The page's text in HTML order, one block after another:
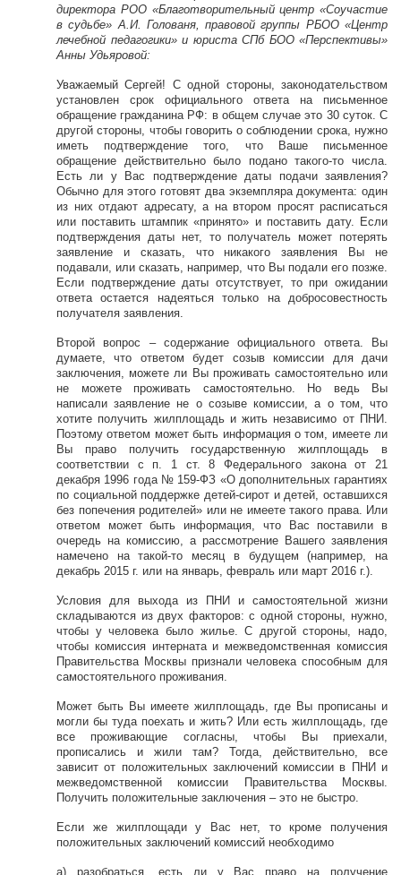
директора РОО «Благотворительный центр «Соучастие
в судьбе» А.И. Голованя, правовой группы РБОО «Центр
лечебной педагогики» и юриста СПб БОО «Перспективы»
Анны Удьяровой:
Уважаемый Сергей! С одной стороны, законодательством
установлен срок официального ответа на письменное
обращение гражданина РФ: в общем случае это 30 суток. С
другой стороны, чтобы говорить о соблюдении срока, нужно
иметь подтверждение того, что Ваше письменное
обращение действительно было подано такого-то числа.
Есть ли у Вас подтверждение даты подачи заявления?
Обычно для этого готовят два экземпляра документа: один
из них отдают адресату, а на втором просят расписаться
или поставить штампик «принято» и поставить дату. Если
подтверждения даты нет, то получатель может потерять
заявление и сказать, что никакого заявления Вы не
подавали, или сказать, например, что Вы подали его позже.
Если подтверждение даты отсутствует, то при ожидании
ответа остается надеяться только на добросовестность
получателя заявления.
Второй вопрос – содержание официального ответа. Вы
думаете, что ответом будет созыв комиссии для дачи
заключения, можете ли Вы проживать самостоятельно или
не можете проживать самостоятельно. Но ведь Вы
написали заявление не о созыве комиссии, а о том, что
хотите получить жилплощадь и жить независимо от ПНИ.
Поэтому ответом может быть информация о том, имеете ли
Вы право получить государственную жилплощадь в
соответствии с п. 1 ст. 8 Федерального закона от 21
декабря 1996 года № 159-ФЗ «О дополнительных гарантиях
по социальной поддержке детей-сирот и детей, оставшихся
без попечения родителей» или не имеете такого права. Или
ответом может быть информация, что Вас поставили в
очередь на комиссию, а рассмотрение Вашего заявления
намечено на такой-то месяц в будущем (например, на
декабрь 2015 г. или на январь, февраль или март 2016 г.).
Условия для выхода из ПНИ и самостоятельной жизни
складываются из двух факторов: с одной стороны, нужно,
чтобы у человека было жилье. С другой стороны, надо,
чтобы комиссия интерната и межведомственная комиссия
Правительства Москвы признали человека способным для
самостоятельного проживания.
Может быть Вы имеете жилплощадь, где Вы прописаны и
могли бы туда поехать и жить? Или есть жилплощадь, где
все проживающие согласны, чтобы Вы приехали,
прописались и жили там? Тогда, действительно, все
зависит от положительных заключений комиссии в ПНИ и
межведомственной комиссии Правительства Москвы.
Получить положительные заключения – это не быстро.
Если же жилплощади у Вас нет, то кроме получения
положительных заключений комиссий необходимо
а) разобраться, есть ли у Вас право на получение